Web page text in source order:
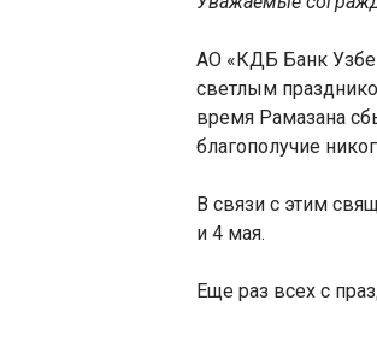
АО «КДБ Банк
светлым
время Рамазана
благополучие
В связи с этим
и 4 мая.
Еще раз всех с